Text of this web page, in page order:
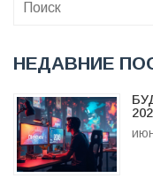
НЕДАВНИЕ